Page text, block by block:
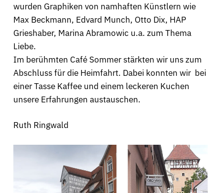
wurden Graphiken von namhaften Künstlern wie
Max Beckmann, Edvard Munch, Otto Dix, HAP
Grieshaber, Marina Abramowic u.a. zum Thema
Liebe.
Im berühmten Café Sommer stärkten wir uns zum
Abschluss für die Heimfahrt. Dabei konnten wir bei
einer Tasse Kaffee und einem leckeren Kuchen
unsere Erfahrungen austauschen.
Ruth Ringwald